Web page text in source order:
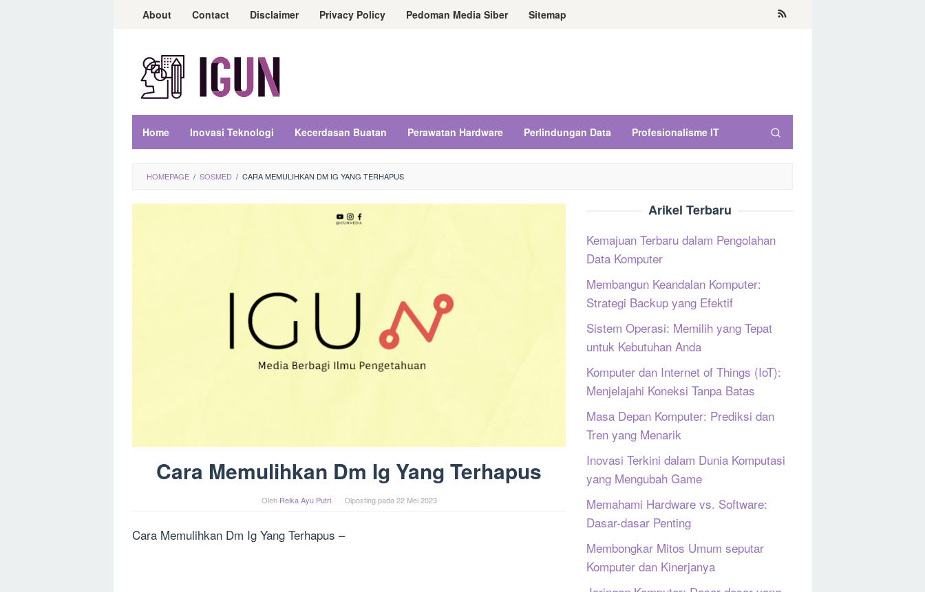
LoncatAbout Contact Disclaimer Privacy Policy Pedoman Media Siber Sitemap
Home Inovasi Teknologi Kecerdasan Buatan Perawatan Hardware Perlindungan Data Profesionalisme IT
HOMEPAGE / SOSMED / CARA MEMULIHKAN DM IG YANG TERHAPUS
Cara Memulihkan Dm Ig Yang Terhapus
Oleh Reika Ayu Putri Diposting pada22 Mei 2023
Cara Memulihkan Dm Ig Yang Terhapus –
Arikel Terbaru
Kemajuan Terbaru dalam Pengolahan
Data Komputer
Membangun Keandalan Komputer:
Strategi Backup yang Efektif
Sistem Operasi: Memilih yang Tepat
untuk Kebutuhan Anda
Komputer dan Internet of Things (IoT):
Menjelajahi Koneksi Tanpa Batas
Masa Depan Komputer: Prediksi dan
Tren yang Menarik
Inovasi Terkini dalam Dunia Komputasi
yang Mengubah Game
Memahami Hardware vs. Software:
Dasar-dasar Penting
Membongkar Mitos Umum seputar
Komputer dan Kinerjanya